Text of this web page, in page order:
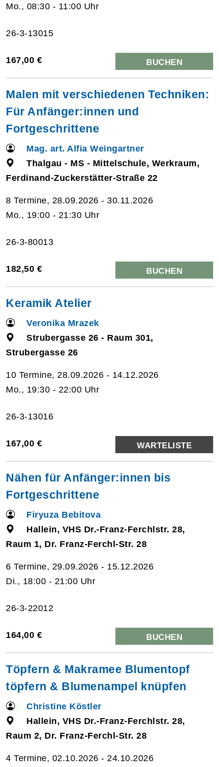
Mo., 08:30 - 11:00 Uhr
26-3-13015
167,00 € BUCHEN
Malen mit verschiedenen Techniken:
Für Anfänger:innen und
Fortgeschrittene
Mag. art. Alfia Weingartner
Thalgau - MS - Mittelschule, Werkraum,
Ferdinand-Zuckerstätter-Straße 22
8 Termine, 28.09.2026 - 30.11.2026
Mo., 19:00 - 21:30 Uhr
26-3-80013
182,50 € BUCHEN
Keramik Atelier
Veronika Mrazek
Strubergasse 26 - Raum 301,
Strubergasse 26
10 Termine, 28.09.2026 - 14.12.2026
Mo., 19:30 - 22:00 Uhr
26-3-13016
167,00 € WARTELISTE
Nähen für Anfänger:innen bis
Fortgeschrittene
Firyuza Bebitova
Hallein, VHS Dr.-Franz-Ferchlstr. 28,
Raum 1, Dr. Franz-Ferchl-Str. 28
6 Termine, 29.09.2026 - 15.12.2026
Di., 18:00 - 21:00 Uhr
26-3-22012
164,00 € BUCHEN
Töpfern & Makramee Blumentopf
töpfern & Blumenampel knüpfen
Christine Köstler
Hallein, VHS Dr.-Franz-Ferchlstr. 28,
Raum 2, Dr. Franz-Ferchl-Str. 28
4 Termine, 02.10.2026 - 24.10.2026